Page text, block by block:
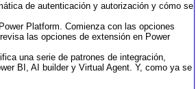
de autenticación y autorización y cómo se
Platform. Comienza con las opciones
las opciones de extensión en Power
una serie de patrones de integración,
BI, AI builder y Virtual Agent. Y, como ya se